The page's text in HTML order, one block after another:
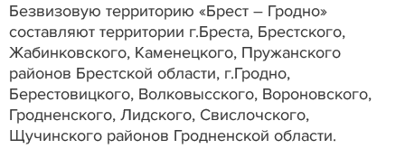
Безвизовую территорию «Брест – Гродно»
составляют территории г.Бреста, Брестского,
Жабинковского, Каменецкого, Пружанского
районов Брестской области, г.Гродно,
Берестовицкого, Волковысского, Вороновского,
Гродненского, Лидского, Свислочского,
Щучинского районов Гродненской области.